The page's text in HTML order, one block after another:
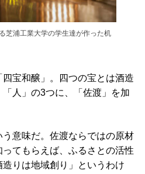
芝浦工業大学の学生達が作った机
宝和醸」。四つの宝とは酒造
人」の3つに、「佐渡」を加
意味だ。佐渡ならではの原材
てもらえば、ふるさとの活性
りは地域創り」というわけ